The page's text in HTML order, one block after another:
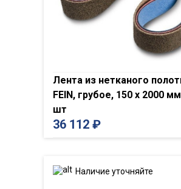
Лента из нетканого
FEIN, грубое, 150 x 2000
шт
36 112 ₽
Наличие уточняйте